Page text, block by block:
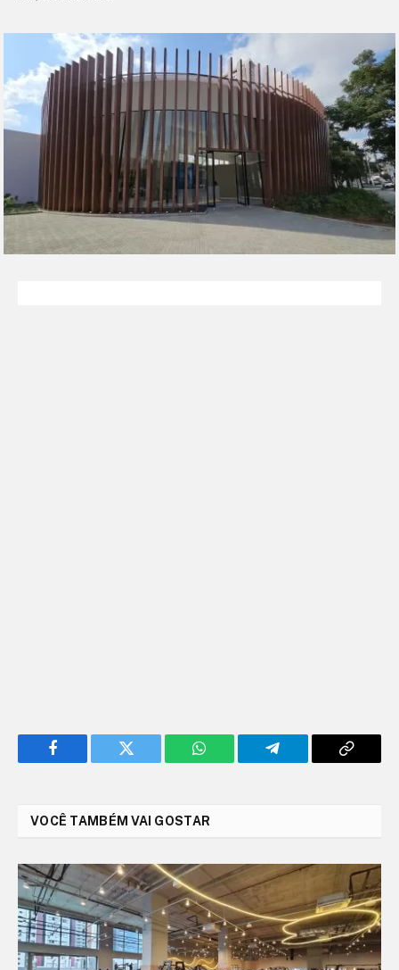
Facebook Twitter WhatsApp Telegram
Copy
VOCÊ TAMBÉM VAI GOSTAR